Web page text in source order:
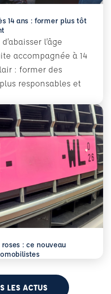
14 ans : former plus tôt
l’âge
accompagnée à 14
: former des
responsables et
14 ans : former plus tôt pour
: ce nouveau
roses : ce nouveau format
LES ACTUS